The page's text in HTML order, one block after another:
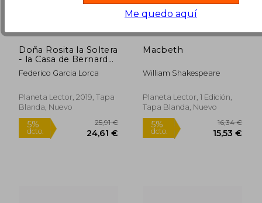
5% 14,95 € 5%
Doña Rosita la Soltera
- la Casa de Bernarda
Alba
Federico Garcia Lorca
Planeta Lector, 2019, Tapa
Blanda, Nuevo
Macbeth
William Shakespeare
Planeta Lector, 1 Edición,
Tapa Blanda, Nuevo
Me quedo aquí